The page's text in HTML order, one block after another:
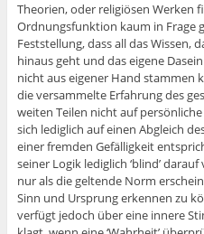
Theorien, oder religiösen Werken
Ordnungsfunktion kaum in Frage
Feststellung, dass all das Wissen,
hinaus geht und das eigene
nicht aus eigener Hand stammen
die versammelte Erfahrung des
weiten Teilen nicht auf
sich lediglich auf einen Abgleich
einer fremden Gefälligkeit
seiner Logik lediglich ‘blind’
nur als die geltende Norm
Sinn und Ursprung erkennen zu
verfügt jedoch über eine innere